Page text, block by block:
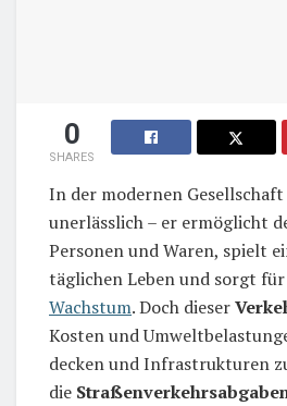
0
SHARES
In der modernen
unerlässlich – er ermöglicht
Personen und Waren, spielt
täglichen Leben und sorgt
Wachstum. Doch dieser
Kosten und
decken und Infrastrukturen
die